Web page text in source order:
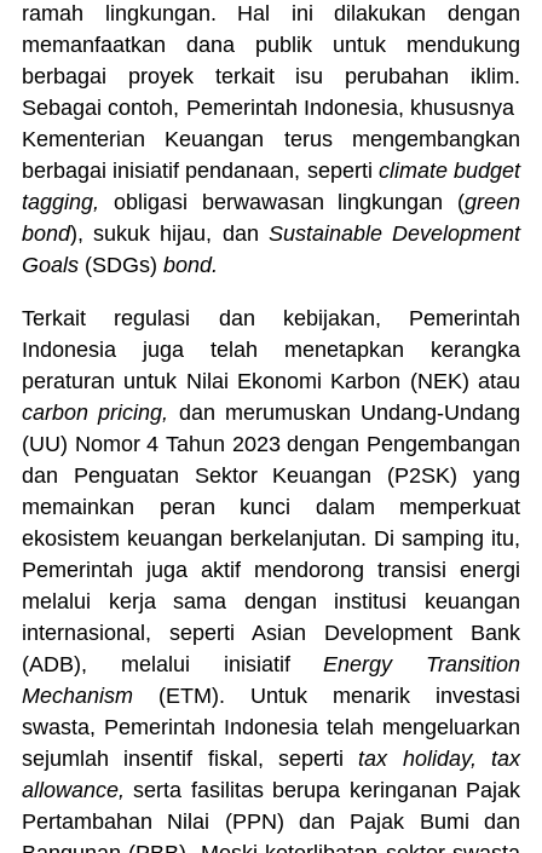
ramah lingkungan. Hal ini dilakukan dengan
memanfaatkan dana publik untuk mendukung
berbagai proyek terkait isu perubahan iklim.
Sebagai contoh, Pemerintah Indonesia, khususnya
Kementerian Keuangan terus mengembangkan
berbagai inisiatif pendanaan, seperti climate budget
tagging, obligasi berwawasan lingkungan (green
bond), sukuk hijau, dan Sustainable Development
Goals (SDGs) bond.
Terkait regulasi dan kebijakan, Pemerintah
Indonesia juga telah menetapkan kerangka
peraturan untuk Nilai Ekonomi Karbon (NEK) atau
carbon pricing, dan merumuskan Undang-Undang
(UU) Nomor 4 Tahun 2023 dengan Pengembangan
dan Penguatan Sektor Keuangan (P2SK) yang
memainkan peran kunci dalam memperkuat
ekosistem keuangan berkelanjutan. Di samping itu,
Pemerintah juga aktif mendorong transisi energi
melalui kerja sama dengan institusi keuangan
internasional, seperti Asian Development Bank
(ADB), melalui inisiatifEnergy Transition
Mechanism (ETM). Untuk menarik investasi
swasta, Pemerintah Indonesia telah mengeluarkan
sejumlah insentif fiskal, sepertitax holiday, tax
allowance,serta fasilitas berupa keringanan Pajak
Pertambahan Nilai (PPN) dan Pajak Bumi dan